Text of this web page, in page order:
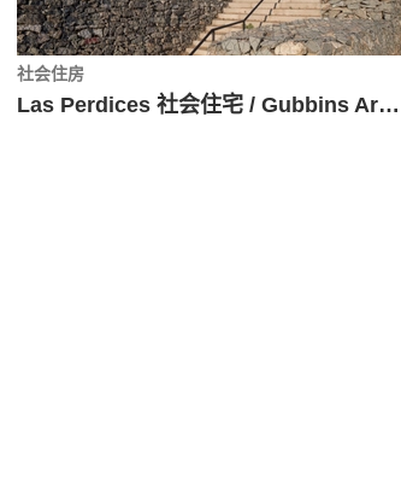
社会住房
Las Perdices 社会住宅 / Gubbins Arquitectos ， Polidura + Talhouk Arquitectos